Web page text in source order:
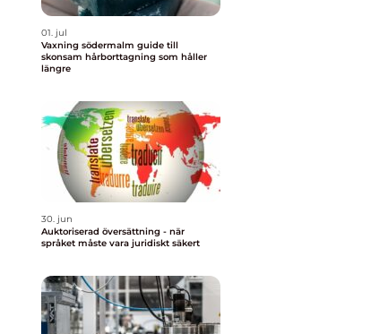
01. jul
Vaxning södermalm guide till
skonsam hårborttagning som håller
längre
30. jun
Auktoriserad översättning - när
språket måste vara juridiskt säkert